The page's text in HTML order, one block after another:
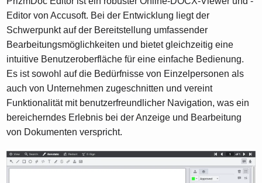
Editor von Accusoft. Bei der Entwicklung liegt der
Schwerpunkt auf der Bereitstellung umfassender
Bearbeitungsmöglichkeiten und bietet gleichzeitig eine
intuitive Benutzeroberfläche für eine einfache Bedienung.
Es ist sowohl auf die Bedürfnisse von Einzelpersonen als
auch von Unternehmen zugeschnitten und vereint
Funktionalität mit benutzerfreundlicher Navigation, was ein
bereicherndes Erlebnis bei der Anzeige und Bearbeitung
von Dokumenten verspricht.